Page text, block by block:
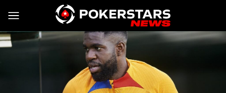
Vai al contenuto